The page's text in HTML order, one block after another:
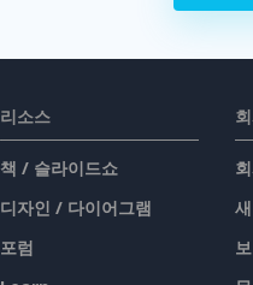
리소스
책 / 슬라이드쇼
디자인 / 다이어그램
포럼